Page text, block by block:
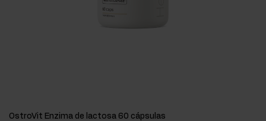
OstroVit Enzima de lactosa 60 cápsulas